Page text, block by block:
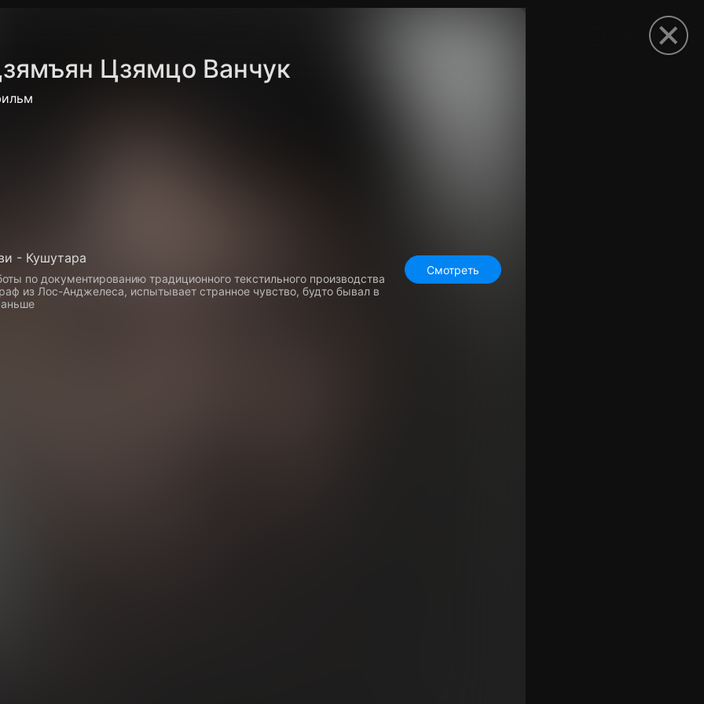
Цзямцо Ванчук
- Кушутара
по документированию традиционного текстильного производства
из Лос-Анджелеса, испытывает странное чувство, будто бывал в
Смотреть
каналы Контакты